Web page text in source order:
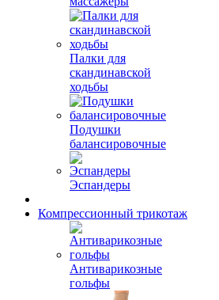
Палки для
скандинавской
ходьбы
Подушки
балансировочные
Эспандеры
Компрессионный трикотаж
Антиварикозные
гольфы